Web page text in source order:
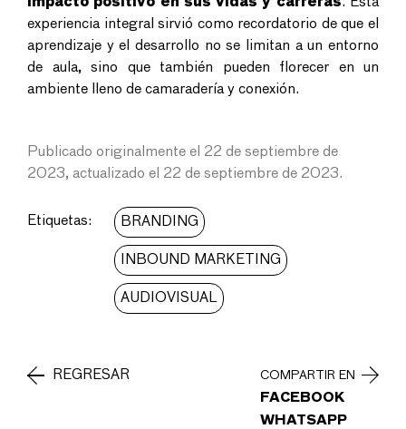
impacto positivo en sus vidas y carreras. Esta
experiencia integral sirvió como recordatorio de que el
aprendizaje y el desarrollo no se limitan a un entorno
de aula, sino que también pueden florecer en un
ambiente lleno de camaradería y conexión.
Publicado originalmente el 22 de septiembre de
2023, actualizado el 22 de septiembre de 2023.
Etiquetas: BRANDING
INBOUND MARKETING
AUDIOVISUAL
REGRESAR
COMPARTIR EN
FACEBOOK
WHATSAPP